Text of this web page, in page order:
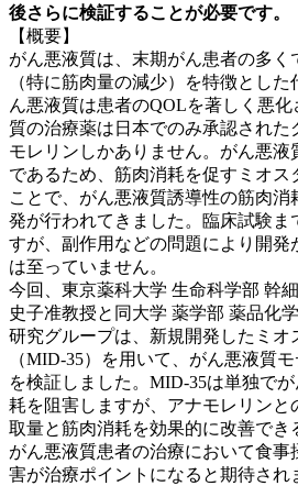
後さらに検証することが必要です。
【概要】
がん悪液質は、末期がん患者の多く
（特に筋肉量の減少）を特徴とし
ん悪液質は患者のQOLを著しく悪
質の治療薬は日本でのみ承認された
モレリンしかありません。がん悪
であるため、筋肉消耗を促すミオス
ことで、がん悪液質誘導性の筋肉消
発が行われてきました。臨床試験ま
すが、副作用などの問題により開発
は至っていません。
今回、東京薬科大学 生命科学部 幹
史子准教授と同大学 薬学部 薬品化
研究グループは、新規開発したミオ
（MID-35）を用いて、がん悪液質
を検証しました。MID-35は単独で
耗を阻害しますが、アナモレリンと
取量と筋肉消耗を効果的に改善でき
がん悪液質患者の治療において食事
害が治療ポイントになると期待され